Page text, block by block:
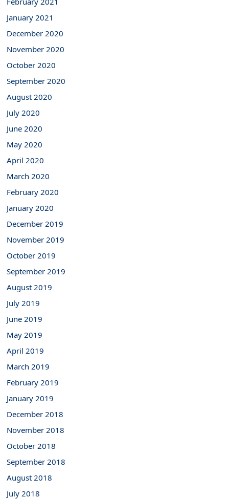
January 2021
December 2020
November 2020
October 2020
September 2020
August 2020
July 2020
June 2020
May 2020
April 2020
March 2020
February 2020
January 2020
December 2019
November 2019
October 2019
September 2019
August 2019
July 2019
June 2019
May 2019
April 2019
March 2019
February 2019
January 2019
December 2018
November 2018
October 2018
September 2018
August 2018
July 2018